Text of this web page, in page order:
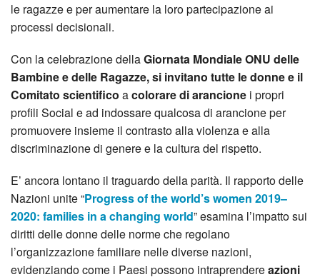
le ragazze e per aumentare la loro partecipazione ai
processi decisionali.
Con la celebrazione dellaGiornata Mondiale ONU delle
Bambine e delle Ragazze, si invitano tutte le donne e il
Comitato scientifico acolorare di arancione i propri
profili Social e ad indossare qualcosa di arancione per
promuovere insieme il contrasto alla violenza e alla
discriminazione di genere e la cultura del rispetto.
E’ ancora lontano il traguardo della parità. Il rapporto delle
Nazioni unite “Progress of the world’s women 2019–
2020: families in a changing world” esamina l’impatto sui
diritti delle donne delle norme che regolano
l’organizzazione familiare nelle diverse nazioni,
evidenziando come i Paesi possono intraprendereazioni